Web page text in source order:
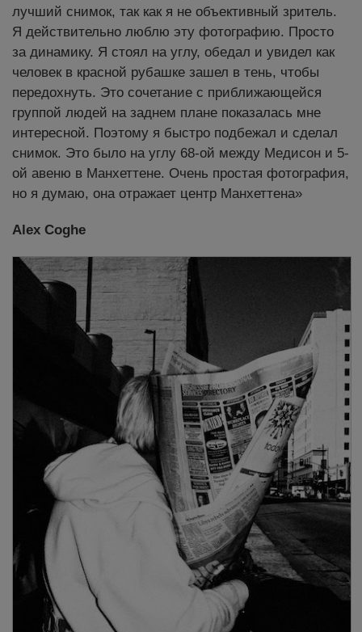
лучший снимок, так как я не объективный зритель.
Я действительно люблю эту фотографию. Просто
за динамику. Я стоял на углу, обедал и увидел как
человек в красной рубашке зашел в тень, чтобы
передохнуть. Это сочетание с приближающейся
группой людей на заднем плане показалась мне
интересной. Поэтому я быстро подбежал и сделал
снимок. Это было на углу 68-ой между Медисон и 5-
ой авеню в Манхеттене. Очень простая фотография,
но я думаю, она отражает центр Манхеттена»
Alex Coghe